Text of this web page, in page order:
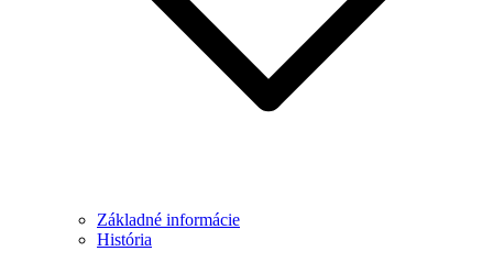
Základné informácie
História